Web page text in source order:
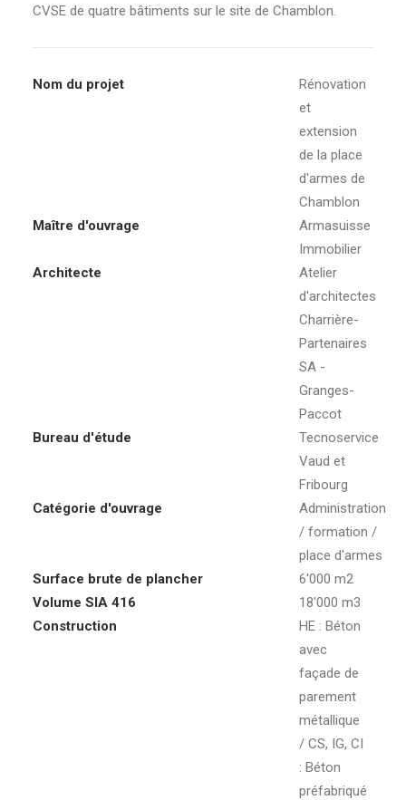
CVSE de quatre bâtiments sur le site de Chamblon.
Nom du projet
Rénovation
et
extension
de la place
d'armes de
Chamblon
Maître d'ouvrage
Armasuisse
Immobilier
Architecte
Atelier
d'architectes
Charrière-
Partenaires
SA -
Granges-
Paccot
Bureau d'étude
Tecnoservice
Vaud et
Fribourg
Catégorie d'ouvrage
Administration
/ formation /
place d'armes
Surface brute de plancher
6'000 m2
Volume SIA 416
18'000 m3
Construction
HE : Béton
avec
façade de
parement
métallique
/ CS, IG, CI
: Béton
préfabriqué